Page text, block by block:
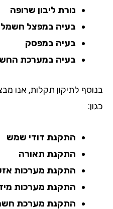
נורת ליבון שרופה
בעיה במפצל חשמל
בעיה במפסק
בעיה במערכת החשמל
לתיקון תקלות, אנו
התקנת דודי שמש
התקנת תאורה
התקנת מערכות אזעקה
התקנת מערכות מיזוג
התקנת מערכת חשמל